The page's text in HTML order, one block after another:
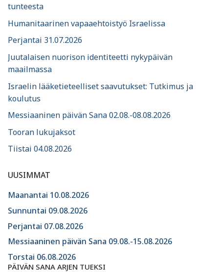
tunteesta
Humanitaarinen vapaaehtoistyö Israelissa
Perjantai 31.07.2026
Juutalaisen nuorison identiteetti nykypäivän
maailmassa
Israelin lääketieteelliset saavutukset: Tutkimus ja
koulutus
Messiaaninen päivän Sana 02.08.-08.08.2026
Tooran lukujaksot
Tiistai 04.08.2026
UUSIMMAT
Maanantai 10.08.2026
Sunnuntai 09.08.2026
Perjantai 07.08.2026
Messiaaninen päivän Sana 09.08.-15.08.2026
Torstai 06.08.2026
PÄIVÄN SANA ARJEN TUEKSI